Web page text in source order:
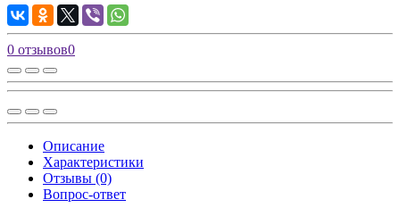
0 отзывов0
Описание
Характеристики
Отзывы (0)
Вопрос-ответ